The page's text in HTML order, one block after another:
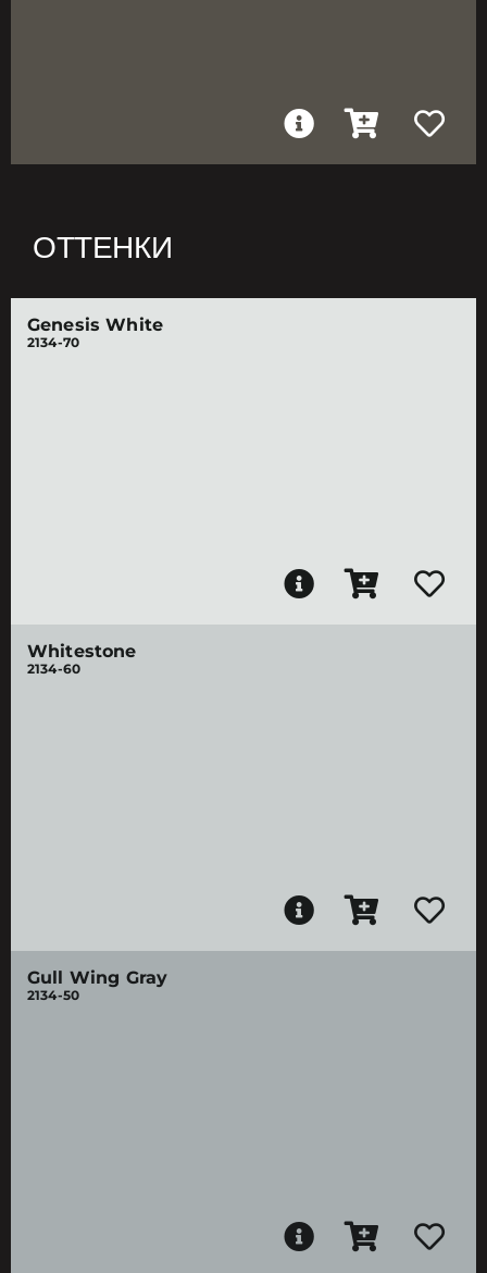
ОТТЕНКИ
Genesis White
2134-70
Whitestone
2134-60
Gull Wing Gray
2134-50